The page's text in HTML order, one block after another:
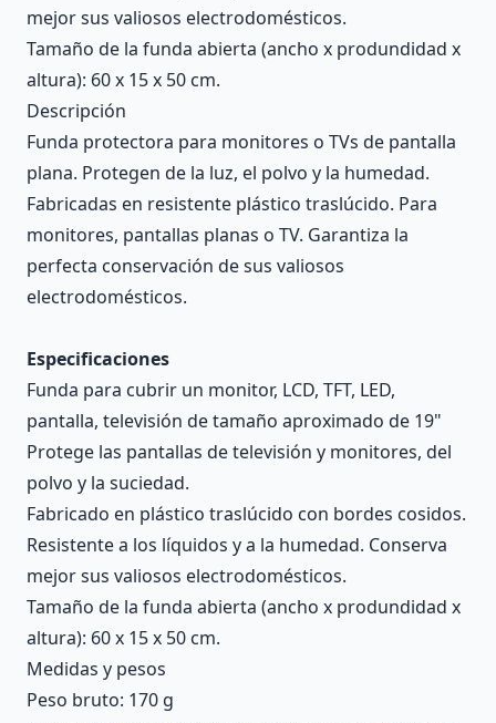
mejor sus valiosos electrodomésticos.
Tamaño de la funda abierta (ancho x produndidad x
altura): 60 x 15 x 50 cm.
Descripción
Funda protectora para monitores o TVs de pantalla
plana. Protegen de la luz, el polvo y la humedad.
Fabricadas en resistente plástico traslúcido. Para
monitores, pantallas planas o TV. Garantiza la
perfecta conservación de sus valiosos
electrodomésticos.
Especificaciones
Funda para cubrir un monitor, LCD, TFT, LED,
pantalla, televisión de tamaño aproximado de 19"
Protege las pantallas de televisión y monitores, del
polvo y la suciedad.
Fabricado en plástico traslúcido con bordes cosidos.
Resistente a los líquidos y a la humedad. Conserva
mejor sus valiosos electrodomésticos.
Tamaño de la funda abierta (ancho x produndidad x
altura): 60 x 15 x 50 cm.
Medidas y pesos
Peso bruto: 170 g